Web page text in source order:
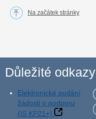
Na začátek stránky
Důležité odkazy
Elektronické podání
žádosti o podporu
(IS KP21+)